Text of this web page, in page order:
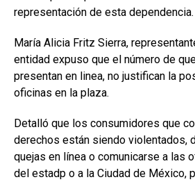
representación de esta dependencia.
María Alicia Fritz Sierra,
entidad expuso que el número de
presentan en linea, no justifican la
oficinas en la plaza.
Detalló que los consumidores que
derechos están siendo violentados,
quejas en línea o comunicarse a las
del estadp o a la Ciudad de México,